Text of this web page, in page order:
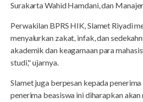
Surakarta Wahid Hamdani, dan
Perwakilan BPRS HIK, Slamet Riyadi
menyalurkan zakat, infak, dan
akademik dan keagamaan para
studi," ujarnya.
Slamet juga berpesan kepada
penerima beasiswa ini diharapkan